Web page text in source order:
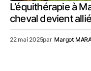
L’équithérapie à
cheval devient
22 mai 2025par Margot